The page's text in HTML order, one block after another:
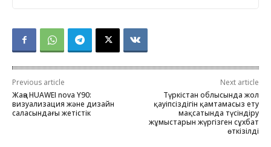
Previous article
Жаңа HUAWEI nova Y90:
визуализация және дизайн
саласындағы жетістік
Next article
Түркістан облысында жол
қауіпсіздігін қамтамасыз ету
мақсатында түсіндіру
жұмыстарын жүргізген сұхбат
өткізілді